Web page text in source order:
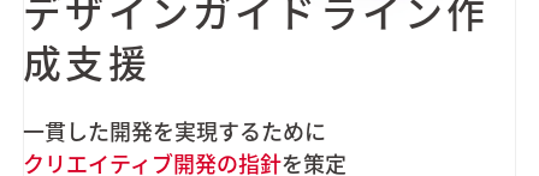
成支援
一貫した開発を実現するために
クリエイティブ開発の指針を策定